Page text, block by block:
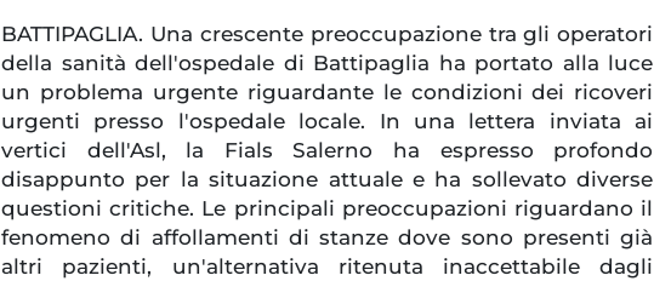
BATTIPAGLIA. Una crescente preoccupazione tra gli operatori
della sanità dell'ospedale di Battipaglia ha portato alla luce
un problema urgente riguardante le condizioni dei ricoveri
urgenti presso l'ospedale locale. In una lettera inviata ai
vertici dell'Asl, la Fials Salerno ha espresso profondo
disappunto per la situazione attuale e ha sollevato diverse
questioni critiche. Le principali preoccupazioni riguardano il
fenomeno di affollamenti di stanze dove sono presenti già
altri pazienti, un'alternativa ritenuta inaccettabile dagli